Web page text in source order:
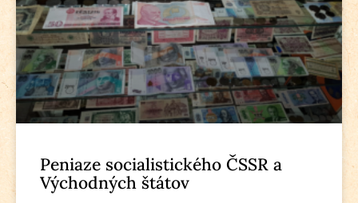
Peniaze socialistického ČSSR a
Východných štátov